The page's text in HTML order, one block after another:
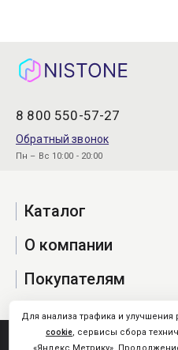
8 800 550-57-27
Обратный звонок
Пн – Вс 10:00 - 20:00
Каталог
О компании
Покупателям
Для анализа трафика и улучшения
cookie, сервисы сбора